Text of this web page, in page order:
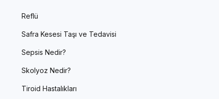
Reflü
Safra Kesesi Taşı ve Tedavisi
Sepsis Nedir?
Skolyoz Nedir?
Tiroid Hastalıkları